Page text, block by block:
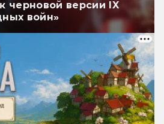
черновой версии IX
войн»